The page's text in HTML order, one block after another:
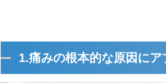
1.痛みの根本的な原因に